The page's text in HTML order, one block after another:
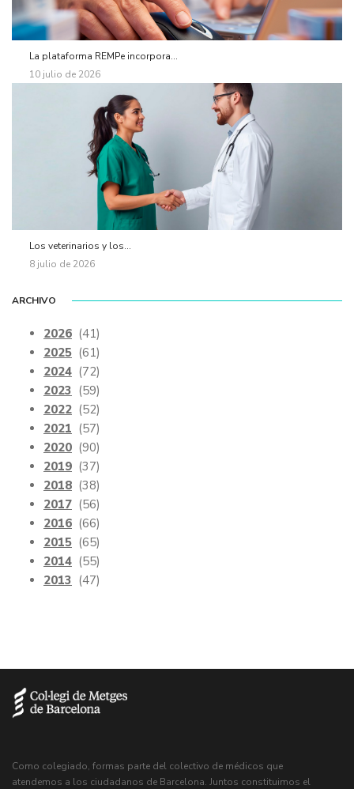
La plataforma REMPe incorpora...
10 julio de 2026
Los veterinarios y los...
8 julio de 2026
ARCHIVO
2026 (41)
2025 (61)
2024 (72)
2023 (59)
2022 (52)
2021 (57)
2020 (90)
2019 (37)
2018 (38)
2017 (56)
2016 (66)
2015 (65)
2014 (55)
2013 (47)
Como colegiado, formas parte del colectivo de médicos que
atendemos a los ciudadanos de Barcelona. Juntos constituimos el